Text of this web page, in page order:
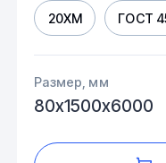
20ХМ ГОСТ
Размер, мм
80х1500х6000